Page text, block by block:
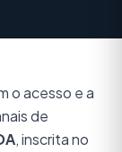
o acesso e a
de
, inscrita no